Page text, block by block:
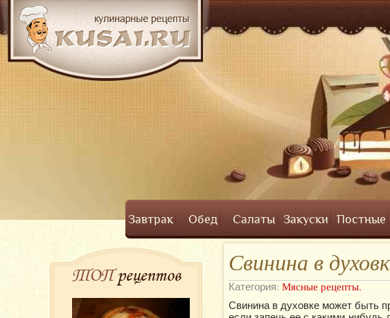
Завтрак Обед Салаты Закуски Постные
Свинина в
Категория: Мясные рецепты.
Свинина в духовке может быть
ТОПрецептов